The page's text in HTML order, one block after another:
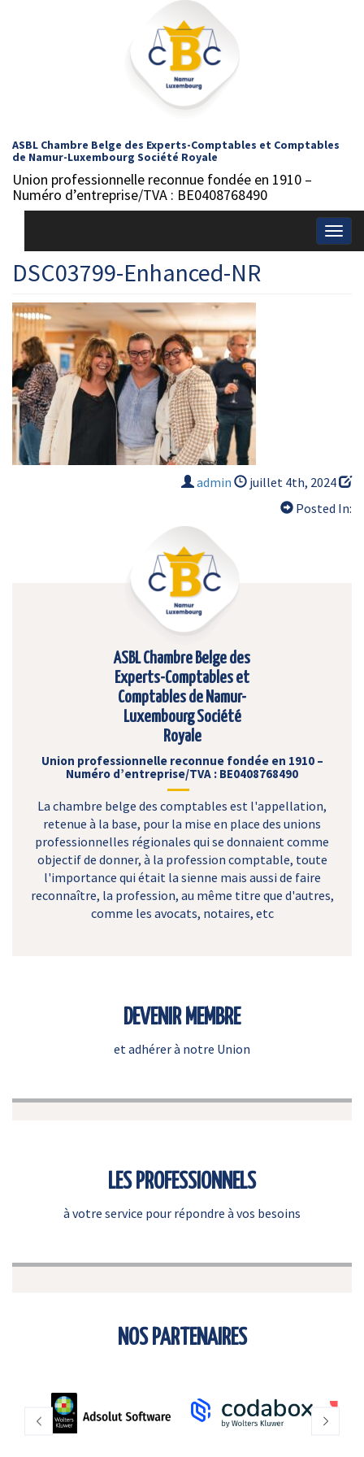
ASBL Chambre Belge des Experts-Comptables et Comptables
de Namur-Luxembourg Société Royale
Union professionnelle reconnue fondée en 1910 –
Numéro d’entreprise/TVA : BE0408768490
DSC03799-Enhanced-NR
admin
juillet 4th, 2024
Posted In:
ASBL Chambre Belge des
Experts-Comptables et
Comptables de Namur-
Luxembourg Société
Royale
Union professionnelle reconnue fondée en 1910 –
Numéro d’entreprise/TVA : BE0408768490
La chambre belge des comptables est l'appellation,
retenue à la base, pour la mise en place des unions
professionnelles régionales qui se donnaient comme
objectif de donner, à la profession comptable, toute
l'importance qui était la sienne mais aussi de faire
reconnaître, la profession, au même titre que d'autres,
comme les avocats, notaires, etc
DEVENIR MEMBRE
et adhérer à notre Union
LES PROFESSIONNELS
à votre service pour répondre à vos besoins
NOS PARTENAIRES